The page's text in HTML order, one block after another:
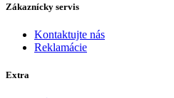
Zákaznícky servis
Kontaktujte nás
Reklamácie
Extra